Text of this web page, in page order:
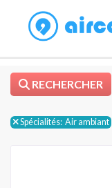
RECHERCHER
Spécialités: Air ambiant